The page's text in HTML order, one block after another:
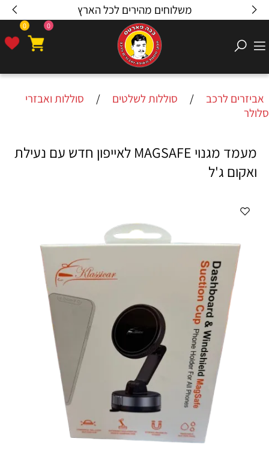
משלוחים מהירים לכל הארץ
0 0
אביזרים לרכב / סוללות לשלטים /
סוללות ואבזרי
סלולר
מעמד מגנוי MAGSAFE לאייפון חדש עם נעילת
ואקום ג'ל